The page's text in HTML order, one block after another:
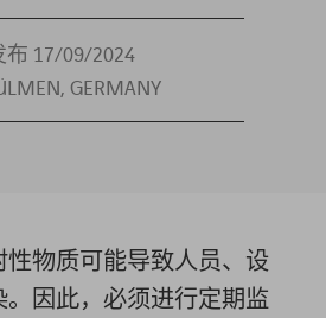
布 17/09/2024
GERMANY
物质可能导致人员、设
因此，必须进行定期监